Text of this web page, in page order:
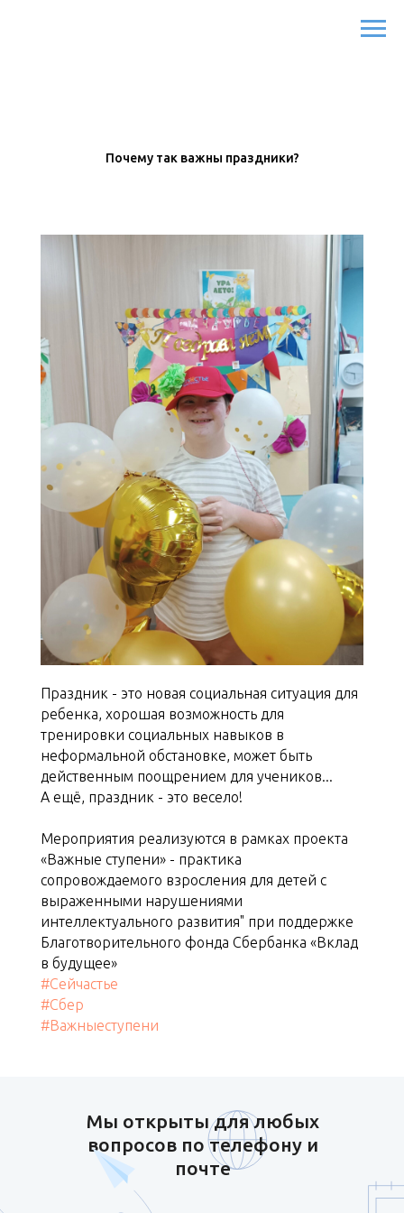
Почему так важны праздники?
Праздник - это новая социальная ситуация для
ребенка, хорошая возможность для
тренировки социальных навыков в
неформальной обстановке, может быть
действенным поощрением для учеников...
А ещё, праздник - это весело!
Мероприятия реализуются в рамках проекта
«Важные ступени» - практика
сопровождаемого взросления для детей с
выраженными нарушениями
интеллектуального развития" при поддержке
Благотворительного фонда Сбербанка «Вклад
в будущее»
#Сейчастье
#Сбер
#Важныеступени
Мы открыты для любых
вопросов по телефону и
почте